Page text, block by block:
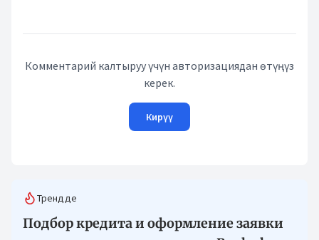
Комментарий калтыруу үчүн авторизациядан өтүңүз
керек.
Кирүү
Трендде
Подбор кредита и оформление заявки